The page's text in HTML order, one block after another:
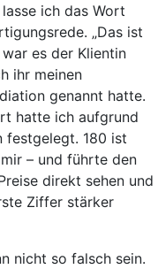
ich das Wort
„Das ist
es der Klientin
ihr meinen
genannt hatte.
hatte ich aufgrund
festgelegt. 180 ist
– und führte den
direkt sehen und
Ziffer stärker
nicht so falsch sein.